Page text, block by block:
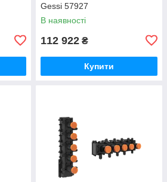
Gessi 57927
В наявності
112 922 ₴
Купити